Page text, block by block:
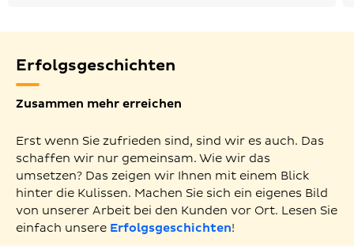
Erfolgsgeschichten
Zusammen mehr erreichen
Erst wenn Sie zufrieden sind, sind wir es auch. Das
schaffen wir nur gemeinsam. Wie wir das
umsetzen? Das zeigen wir Ihnen mit einem Blick
hinter die Kulissen. Machen Sie sich ein eigenes Bild
von unserer Arbeit bei den Kunden vor Ort. Lesen Sie
einfach unsere Erfolgsgeschichten!